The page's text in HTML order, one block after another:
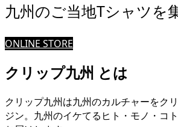
九州のご当地Tシャツを
ONLINE STORE
クリップ九州 とは
クリップ九州は九州のカルチャーをク
ジン。九州のイケてるヒト・モノ・コ